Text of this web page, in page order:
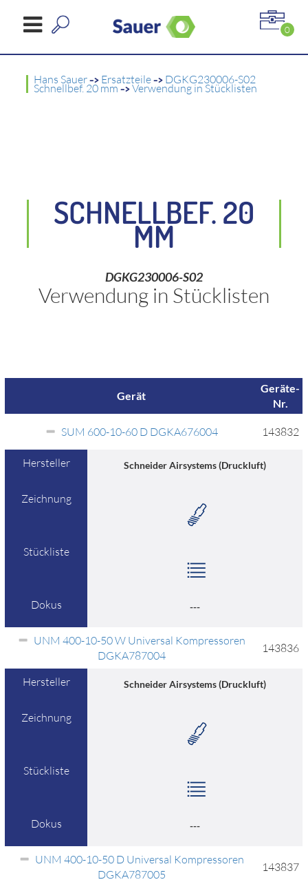
0
Hans Sauer-> Ersatzteile-> DGKG230006-S02
Schnellbef. 20 mm->Verwendung in Stücklisten
SCHNELLBEF. 20
MM
DGKG230006-S02
Verwendung in Stücklisten
Gerät
Geräte-
Nr.
SUM 600-10-60 D DGKA676004 143832
Hersteller Schneider Airsystems (Druckluft)
Zeichnung
Stückliste
Dokus ---
UNM 400-10-50 W Universal Kompressoren
DGKA787004
143836
Hersteller Schneider Airsystems (Druckluft)
Zeichnung
Stückliste
Dokus ---
UNM 400-10-50 D Universal Kompressoren
DGKA787005
143837